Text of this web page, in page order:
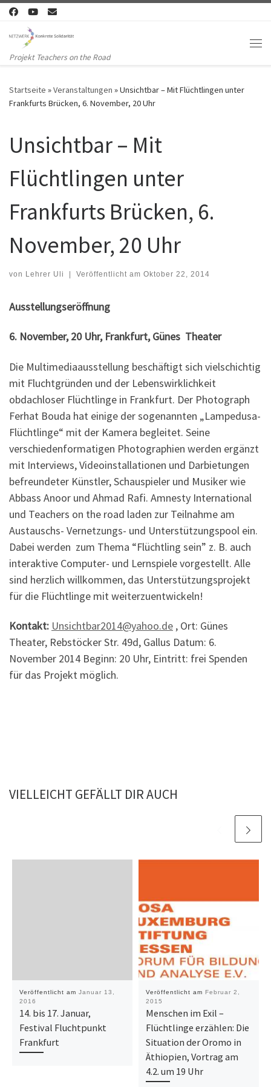
Zum Inhalt springen
Projekt Teachers on the Road
Startseite »Veranstaltungen »Unsichtbar – Mit Flüchtlingen unter
Frankfurts Brücken, 6. November, 20 Uhr
Unsichtbar – Mit
Flüchtlingen unter
Frankfurts Brücken, 6.
November, 20 Uhr
von Lehrer Uli | Veröffentlicht am Oktober 22, 2014
Ausstellungseröffnung
6. November, 20 Uhr, Frankfurt, Günes Theater
Die Multimediaausstellung beschäftigt sich vielschichtig
mit Fluchtgründen und der Lebenswirklichkeit
obdachloser Flüchtlinge in Frankfurt. Der Photograph
Ferhat Bouda hat einige der sogenannten „Lampedusa-
Flüchtlinge“ mit der Kamera begleitet. Seine
verschiedenformatigen Photographien werden ergänzt
mit Interviews, Videoinstallationen und Darbietungen
befreundeter Künstler, Schauspieler und Musiker wie
Abbass Anoor und Ahmad Rafi. Amnesty International
und Teachers on the road laden zur Teilnahme am
Austauschs- Vernetzungs- und Unterstützungspool ein.
Dabei werden zum Thema “Flüchtling sein” z. B. auch
interaktive Computer- und Lernspiele vorgestellt. Alle
sind herzlich willkommen, das Unterstützungsprojekt
für die Flüchtlinge mit weiterzuentwickeln!
Kontakt: Unsichtbar2014@yahoo.de , Ort: Günes
Theater, Rebstöcker Str. 49d, Gallus Datum: 6.
November 2014 Beginn: 20 Uhr, Eintritt: frei Spenden
für das Projekt möglich.
VIELLEICHT GEFÄLLT DIR AUCH
Veröffentlicht am Januar 13,
2016
14. bis 17. Januar,
Festival Fluchtpunkt
Frankfurt
Veröffentlicht am Februar 2,
2015
Menschen im Exil –
Flüchtlinge erzählen: Die
Situation der Oromo in
Äthiopien, Vortrag am
4.2. um 19 Uhr